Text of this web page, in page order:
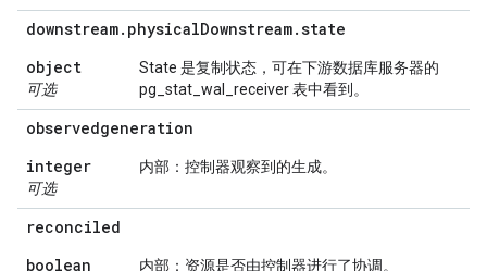
downstream. physicalDownstream.state
object
可选
State 是复制状态，可在下游数据库服务器的
pg_stat_wal_receiver 表中看到。
observedgeneration
integer
可选
内部：控制器观察到的生成。
reconciled
boolean
内部：资源是否由控制器进行了协调。